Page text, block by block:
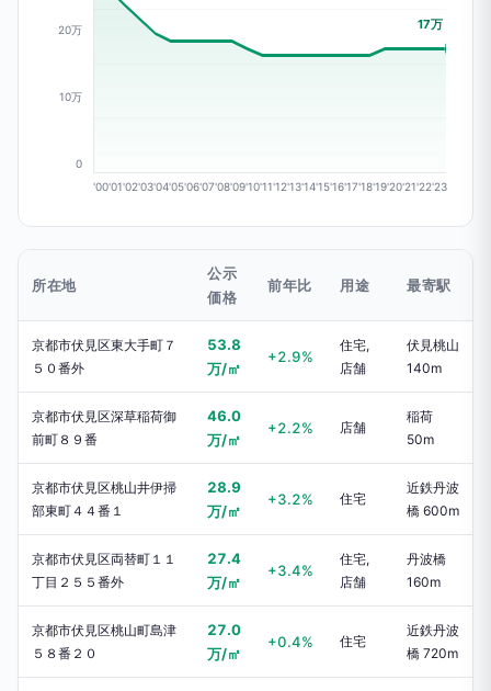
20万
10万
0
17万
'00'01'02'03'04'05'06'07'08'09'10'11'12'13'14'15'16'17'18'19'20'21'22'23
所在地
公示
価格
前年比 用途 最寄駅
京都市伏見区東大手町７
５０番外
53.8
万/㎡
+2.9%
住宅,
店舗
伏見桃山
140m
京都市伏見区深草稲荷御
前町８９番
46.0
万/㎡
+2.2% 店舗
稲荷
50m
京都市伏見区桃山井伊掃
部東町４４番１
28.9
万/㎡
+3.2% 住宅
近鉄丹波
橋 600m
京都市伏見区両替町１１
丁目２５５番外
27.4
万/㎡
+3.4%
住宅,
店舗
丹波橋
160m
京都市伏見区桃山町島津
５８番２０
27.0
万/㎡
+0.4% 住宅
近鉄丹波
橋 720m